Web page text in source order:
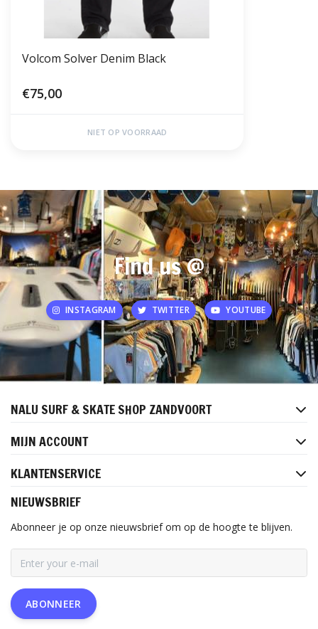
Volcom Solver Denim Black
€75,00
NIET OP VOORRAAD
Find us @
INSTAGRAM TWITTER YOUTUBE
NALU SURF & SKATE SHOP ZANDVOORT
MIJN ACCOUNT
KLANTENSERVICE
NIEUWSBRIEF
Abonneer je op onze nieuwsbrief om op de hoogte te blijven.
ABONNEER